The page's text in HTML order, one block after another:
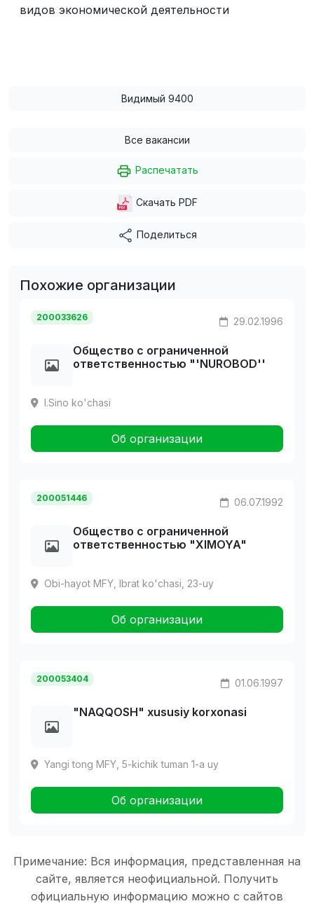
видов экономической деятельности
Видимый 9400
Все вакансии
Распечатать
Скачать PDF
Поделиться
Похожие организации
200033626 29.02.1996
Общество с ограниченной
ответственностью "'NUROBOD''
I.Sino ko'chasi
Об организации
200051446 06.07.1992
Общество с ограниченной
ответственностью "XIMOYA"
Obi-hayot MFY, Ibrat ko'chasi, 23-uy
Об организации
200053404 01.06.1997
"NAQQOSH" xususiy korxonasi
Yangi tong MFY, 5-kichik tuman 1-a uy
Об организации
Примечание: Вся информация, представленная на
сайте, является неофициальной. Получить
официальную информацию можно с сайтов